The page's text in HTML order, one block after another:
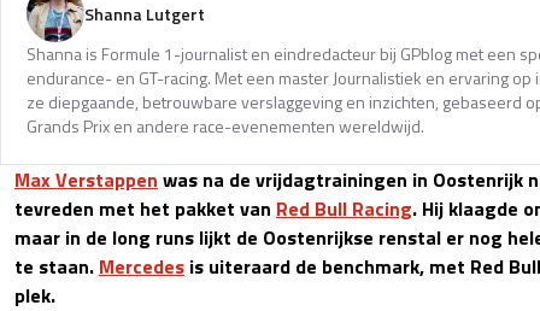
Shanna Lutgert
Shanna is Formule 1-journalist en eindredacteur bij GPblog met een
endurance- en GT-racing. Met een master Journalistiek en ervaring
ze diepgaande, betrouwbare verslaggeving en inzichten, gebaseerd
Grands Prix en andere race-evenementen wereldwijd.
Max Verstappen was na de vrijdagtrainingen in Oostenrijk
tevreden met het pakket van Red Bull Racing. Hij klaagde
maar in de long runs lijkt de Oostenrijkse renstal er nog
te staan. Mercedes is uiteraard de benchmark, met Red
plek.